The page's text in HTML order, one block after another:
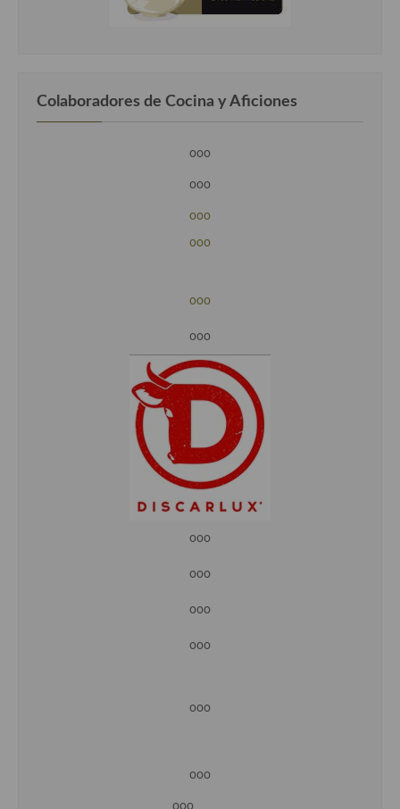
Colaboradores de Cocina y Aficiones
ooo
ooo
ooo
ooo
ooo
ooo
ooo
ooo
ooo
ooo
ooo
ooo